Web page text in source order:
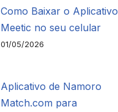
Como Baixar o Aplicativo
Meetic no seu celular
01/05/2026
Aplicativo de Namoro
Match.com para